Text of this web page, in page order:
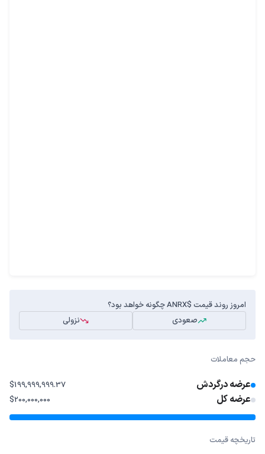
امروز روند قیمت $ANRX چگونه خواهد بود؟
صعودی
نزولی
حجم معاملات
عرضه درگردش $199,999,999.37
عرضه کل $200,000,000
تاریخچه قیمت